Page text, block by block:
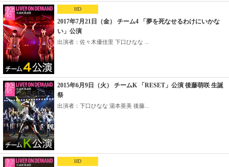
HD
2017年7月21日（金） チーム4 「夢を死なせるわけにいかな
い」公演
出演者：佐々木優佳里 下口ひなな ...
2015年6月9日（火） チームK 「RESET」公演 後藤萌咲 生誕
祭
出演者：下口ひなな 湯本亜美 後藤...
HD